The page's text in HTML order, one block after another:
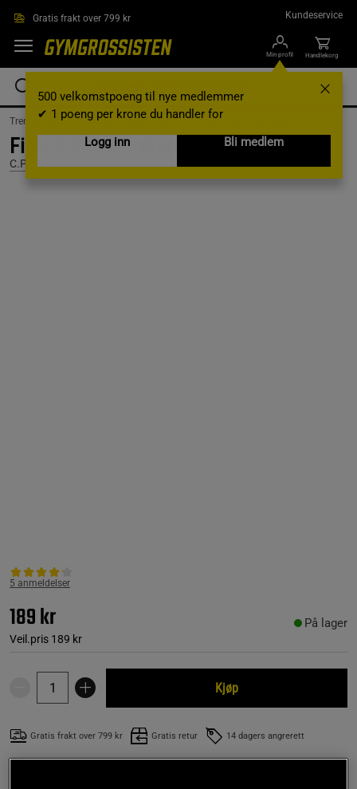
Gratis frakt over 799 kr Kundeservice
Min profil
500 velkomstpoeng til nye medlemmer
✔ 1 poeng per krone du handler for
Logg inn
Bli medlem
Handlekorg
Treningsutstyr & tilbehør /Treningsutstyr / Lifting straps og grep
Figur 8 Straps trekkreimer Hvit Camo
C.P. Sports
5 anmeldelser
189 kr
Veil.pris 189 kr
På lager
Kjøp
Gratis frakt over 799 kr Gratis retur 14 dagers angrerett